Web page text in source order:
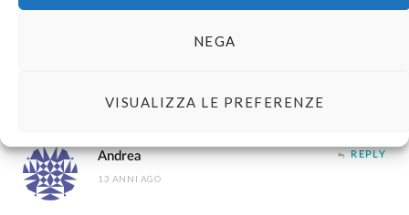
NEGA
VISUALIZZA LE PREFERENZE
Andrea
13 ANNI AGO
REPLY